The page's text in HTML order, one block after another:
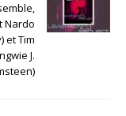
Nardo
et Tim
J.